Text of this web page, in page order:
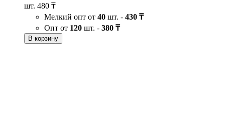
шт. 480 ₸
Мелкий опт от 40 шт. - 430 ₸
Опт от 120 шт. - 380 ₸
В корзину